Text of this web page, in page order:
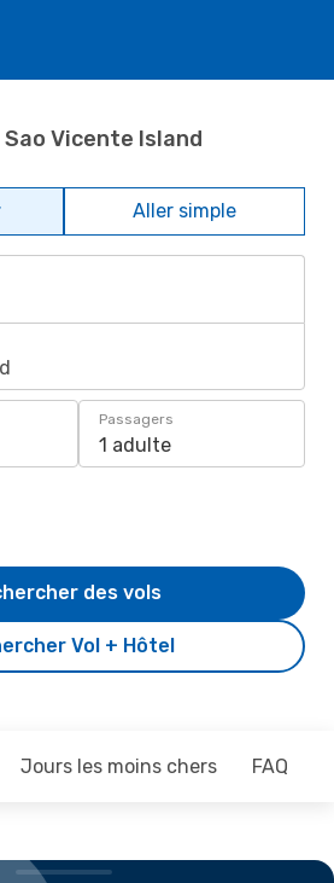
Vicente Island
Aller simple
Passagers
1 adulte
Vol + Hôtel
des vols
Jours les moins chers FAQ